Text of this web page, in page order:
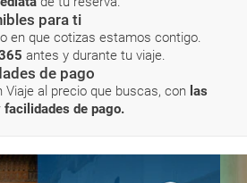
para ti
en que cotizas estamos contigo.
antes y durante tu viaje.
de pago
Viaje al precio que buscas, con las
de pago.